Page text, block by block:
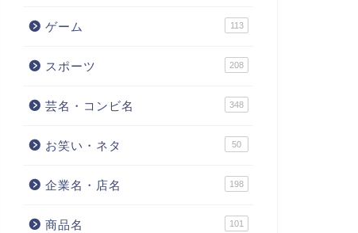
ゲーム 113
スポーツ 208
芸名・コンビ名 348
お笑い・ネタ 50
企業名・店名 198
商品名 101